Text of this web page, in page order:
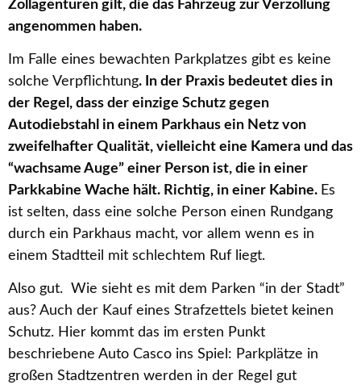
Zollagenturen gilt, die das Fahrzeug zur Verzollung
angenommen haben.
Im Falle eines bewachten Parkplatzes gibt es keine
solche Verpflichtung. In der Praxis bedeutet dies in
der Regel, dass der einzige Schutz gegen
Autodiebstahl in einem Parkhaus ein Netz von
zweifelhafter Qualität, vielleicht eine Kamera und das
“wachsame Auge” einer Person ist, die in einer
Parkkabine Wache hält. Richtig, in einer Kabine. Es
ist selten, dass eine solche Person einen Rundgang
durch ein Parkhaus macht, vor allem wenn es in
einem Stadtteil mit schlechtem Ruf liegt.
Also gut. Wie sieht es mit dem Parken “in der Stadt”
aus? Auch der Kauf eines Strafzettels bietet keinen
Schutz. Hier kommt das im ersten Punkt
beschriebene Auto Casco ins Spiel: Parkplätze in
großen Stadtzentren werden in der Regel gut